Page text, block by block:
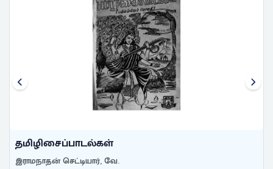
தமிழிசைப்பாடல்கள்
இராமநாதன் செட்டியார், வே.